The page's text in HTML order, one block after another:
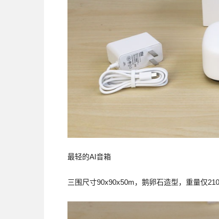
最轻的AI音箱
三围尺寸90x90x50m，鹅卵石造型，重量仅